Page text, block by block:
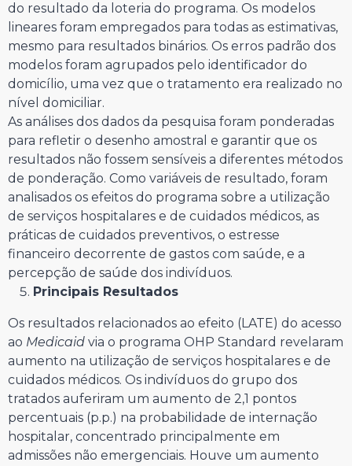
do resultado da loteria do programa. Os modelos
lineares foram empregados para todas as estimativas,
mesmo para resultados binários. Os erros padrão dos
modelos foram agrupados pelo identificador do
domicílio, uma vez que o tratamento era realizado no
nível domiciliar.
As análises dos dados da pesquisa foram ponderadas
para refletir o desenho amostral e garantir que os
resultados não fossem sensíveis a diferentes métodos
de ponderação. Como variáveis de resultado, foram
analisados os efeitos do programa sobre a utilização
de serviços hospitalares e de cuidados médicos, as
práticas de cuidados preventivos, o estresse
financeiro decorrente de gastos com saúde, e a
percepção de saúde dos indivíduos.
Principais Resultados
Os resultados relacionados ao efeito (LATE) do acesso
ao Medicaid via o programa OHP Standard revelaram
aumento na utilização de serviços hospitalares e de
cuidados médicos. Os indivíduos do grupo dos
tratados auferiram um aumento de 2,1 pontos
percentuais (p.p.) na probabilidade de internação
hospitalar, concentrado principalmente em
admissões não emergenciais. Houve um aumento